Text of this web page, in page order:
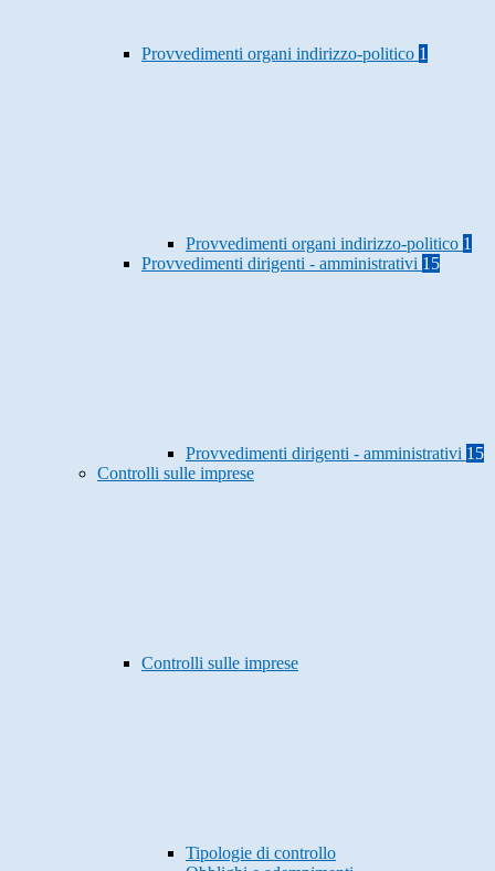
Provvedimenti organi indirizzo-politico 1
Provvedimenti organi indirizzo-politico 1
Provvedimenti dirigenti - amministrativi 15
Provvedimenti dirigenti - amministrativi 15
Controlli sulle imprese
Controlli sulle imprese
Tipologie di controllo